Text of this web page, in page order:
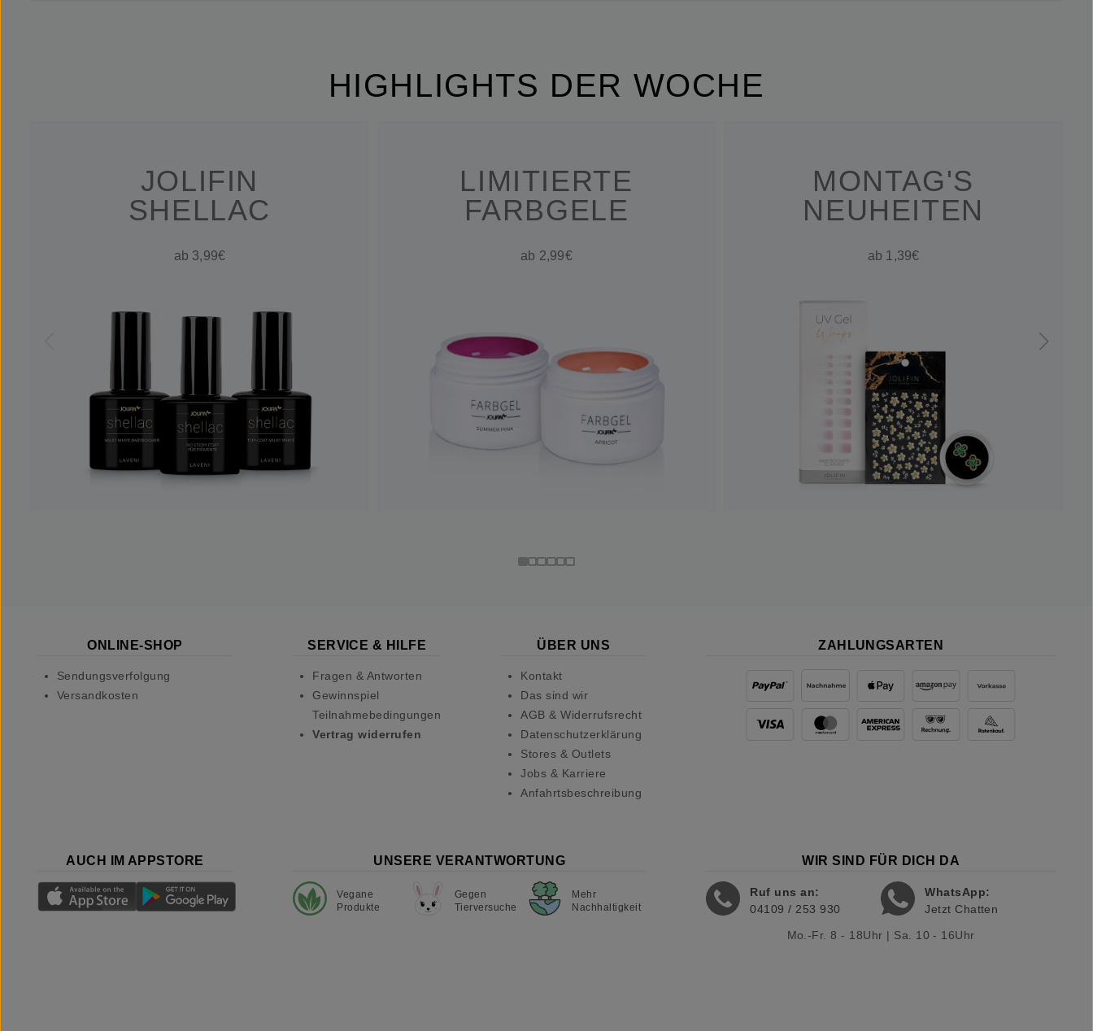
HIGHLIGHTS DER WOCHE
JOLIFIN
SHELLAC
ab 3,99€
LIMITIERTE
FARBGELE
ab 2,99€
MONTAG'S
NEUHEITEN
ab 1,39€
ONLINE-SHOP
Sendungsverfolgung
Versandkosten
SERVICE & HILFE
Fragen & Antworten
Gewinnspiel
Teilnahmebedingungen
Vertrag widerrufen
ÜBER UNS
Kontakt
Das sind wir
AGB & Widerrufsrecht
Datenschutzerklärung
Stores & Outlets
Jobs & Karriere
Anfahrtsbeschreibung
ZAHLUNGSARTEN
AUCH IM APPSTORE UNSERE VERANTWORTUNG
Vegane
Produkte
Gegen
Tierversuche
Mehr
Nachhaltigkeit
WIR SIND FÜR DICH DA
Ruf uns an:
04109 / 253 930
WhatsApp:
Jetzt Chatten
Mo.-Fr. 8 - 18Uhr | Sa. 10 - 16Uhr